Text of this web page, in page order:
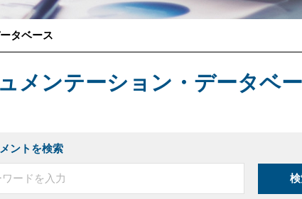
タベース
メンテーション・データベ
ントを検索